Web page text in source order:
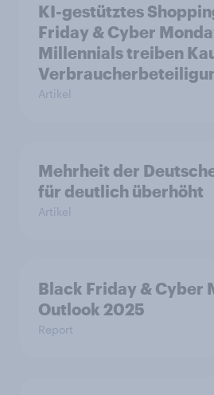
KI-gestütztes
Friday & Cyber
Millennials treiben
Artikel
Mehrheit der
für deutlich überhöht
Artikel
Black Friday & Cyber
Outlook 2025
Report